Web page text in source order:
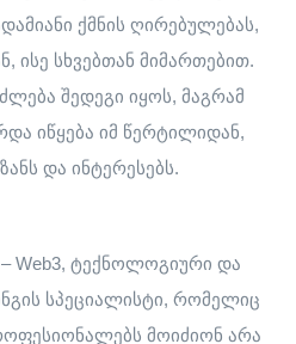
ქმნის ღირებულებას,
სხვებთან მიმართებით.
შედეგი იყოს, მაგრამ
იწყება იმ წერტილიდან,
და ინტერესებს.
– Web3, ტექნოლოგიური და
სპეციალისტი, რომელიც
მოიძიონ არა